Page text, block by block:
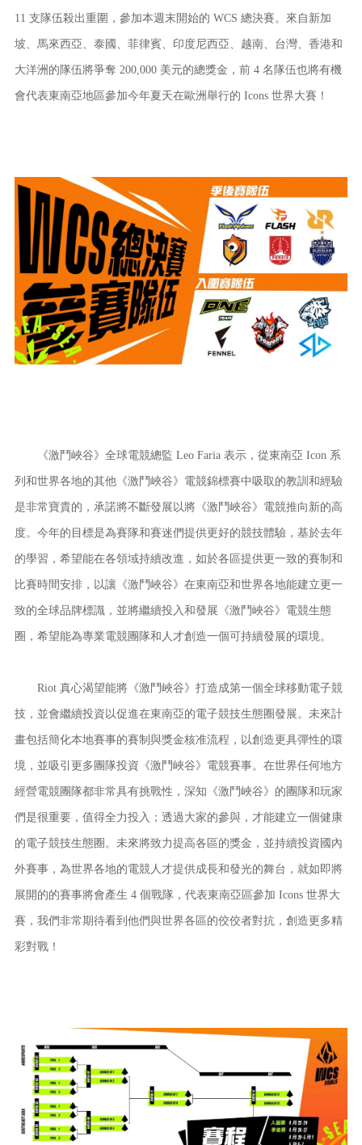
11 支隊伍殺出重圍，參加本週末開始的 WCS 總決賽。來自新加
坡、馬來西亞、泰國、菲律賓、印度尼西亞、越南、台灣、香港和
大洋洲的隊伍將爭奪 200,000 美元的總獎金，前 4 名隊伍也將有機
會代表東南亞地區參加今年夏天在歐洲舉行的 Icons 世界大賽！
《激鬥峽谷》全球電競總監 Leo Faria 表示，從東南亞 Icon 系
列和世界各地的其他《激鬥峽谷》電競錦標賽中吸取的教訓和經驗
是非常寶貴的，承諾將不斷發展以將《激鬥峽谷》電競推向新的高
度。今年的目標是為賽隊和賽迷們提供更好的競技體驗，基於去年
的學習，希望能在各領域持續改進，如於各區提供更一致的賽制和
比賽時間安排，以讓《激鬥峽谷》在東南亞和世界各地能建立更一
致的全球品牌標識，並將繼續投入和發展《激鬥峽谷》電競生態
圈，希望能為專業電競團隊和人才創造一個可持續發展的環境。
Riot 真心渴望能將《激鬥峽谷》打造成第一個全球移動電子競
技，並會繼續投資以促進在東南亞的電子競技生態圈發展。未來計
畫包括簡化本地賽事的賽制與獎金核准流程，以創造更具彈性的環
境，並吸引更多團隊投資《激鬥峽谷》電競賽事。在世界任何地方
經營電競團隊都非常具有挑戰性，深知《激鬥峽谷》的團隊和玩家
們是很重要，值得全力投入；透過大家的參與，才能建立一個健康
的電子競技生態圈。未來將致力提高各區的獎金，並持續投資國內
外賽事，為世界各地的電競人才提供成長和發光的舞台，就如即將
展開的的賽事將會產生 4 個戰隊，代表東南亞區參加 Icons 世界大
賽，我們非常期待看到他們與世界各區的佼佼者對抗，創造更多精
彩對戰！